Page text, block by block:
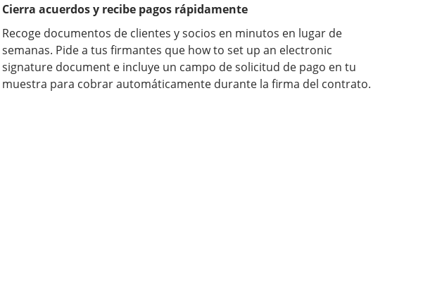
Cierra acuerdos y recibe pagos rápidamente
Recoge documentos de clientes y socios en minutos en lugar de
semanas. Pide a tus firmantes que how to set up an electronic
signature document e incluye un campo de solicitud de pago en tu
muestra para cobrar automáticamente durante la firma del contrato.